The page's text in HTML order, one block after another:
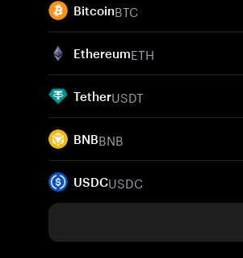
BitcoinBTC
EthereumETH
TetherUSDT
BNBBNB
USDCUSDC